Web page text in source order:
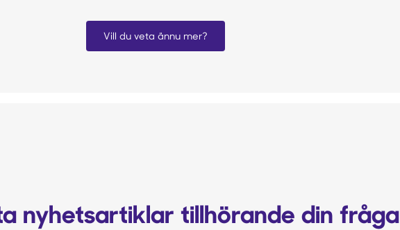
Vill du veta ännu mer?
nyhetsartiklar tillhörande din fråga